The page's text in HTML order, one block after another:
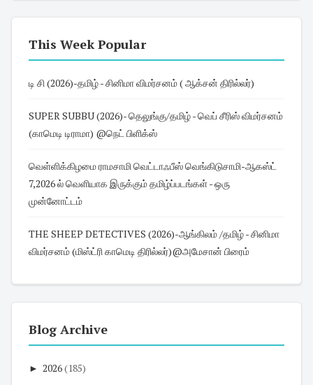
This Week Popular
டி சி (2026)-தமிழ் - சினிமா விமர்சனம் ( ஆக்சன் திரில்லர்)
SUPER SUBBU (2026)- தெலுங்கு/தமிழ் - வெப் சீரிஸ் விமர்சனம்
(காமெடி டிராமா) @நெட் பிளிக்ஸ்
வெள்ளிக்கிழமை ராமசாமி வெட்டாஃபீஸ் வெங்கிடுசாமி-ஆகஸ்ட்
7,2026 ல் வெளியாக இருக்கும் தமிழ்ப்படங்கள் - ஒரு
முன்னோட்டம்
THE SHEEP DETECTIVES (2026)-ஆங்கிலம் /தமிழ் - சினிமா
விமர்சனம் (மிஸ்ட்ரி காமெடி திரில்லர்)@அமேசான் பிரைம்
Blog Archive
► 2026(185)